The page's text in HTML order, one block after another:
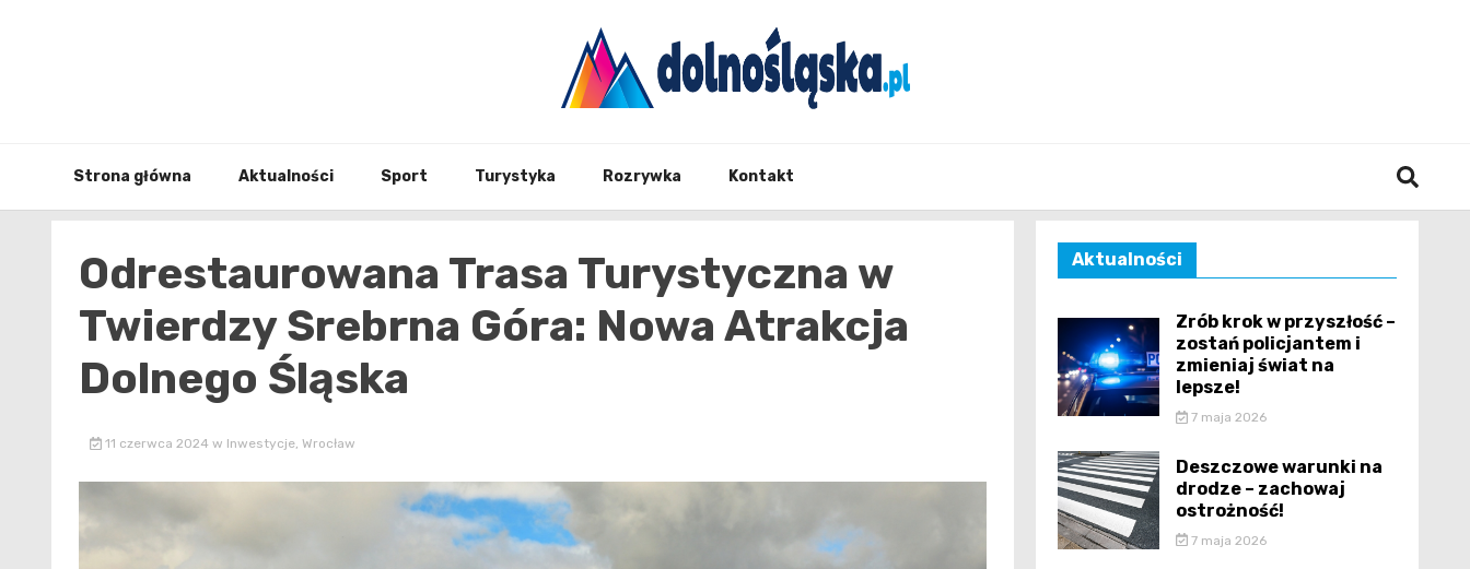
Strona główna Aktualności Sport Turystyka Rozrywka Kontakt
Odrestaurowana Trasa Turystyczna w
Twierdzy Srebrna Góra: Nowa Atrakcja
Dolnego Śląska
11 czerwca 2024 w Inwestycje, Wrocław
Aktualności
Zrób krok w przyszłość –
zostań policjantem i
zmieniaj świat na
lepsze!
7 maja 2026
Deszczowe warunki na
drodze – zachowaj
ostrożność!
7 maja 2026